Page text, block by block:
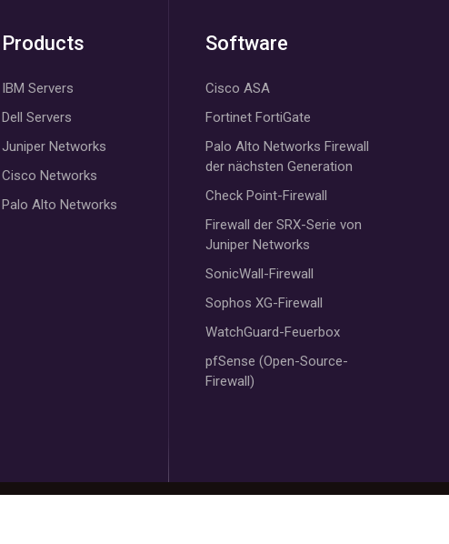
Products
IBM Servers
Dell Servers
Juniper Networks
Cisco Networks
Palo Alto Networks
Software
Cisco ASA
Fortinet FortiGate
Palo Alto Networks Firewall
der nächsten Generation
Check Point-Firewall
Firewall der SRX-Serie von
Juniper Networks
SonicWall-Firewall
Sophos XG-Firewall
WatchGuard-Feuerbox
pfSense (Open-Source-
Firewall)